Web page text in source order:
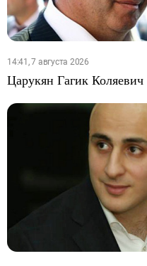
14:41, 7 августа 2026
Царукян Гагик Коляевич